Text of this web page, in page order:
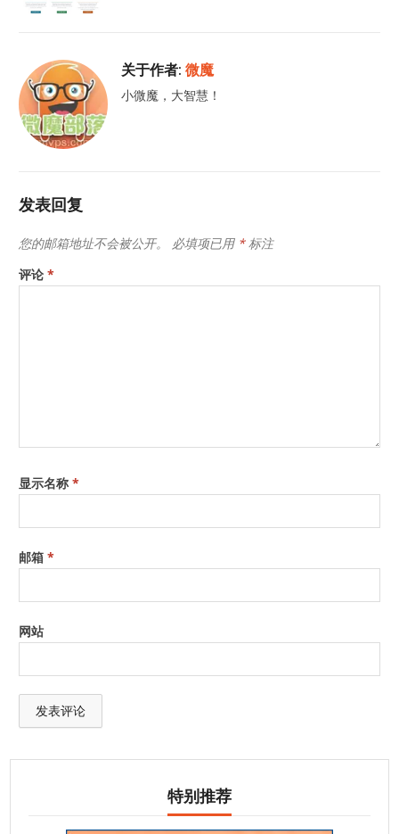
关于作者:微魔
小微魔，大智慧！
发表回复
您的邮箱地址不会被公开。 必填项已用 *标注
评论*
显示名称*
邮箱*
网站
特别推荐